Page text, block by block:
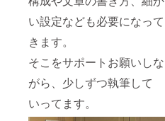
い設定なども必要になって
きます。
そこをサポートお願いしな
がら、少しずつ執筆して
いってます。